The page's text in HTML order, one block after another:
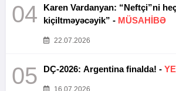
04
Karen Vardanyan: “Neftçi”ni
kiçiltməyəcəyik” - MÜSAHİBƏ
22.07.2026
05 DÇ-2026: Argentina finalda! -
16.07.2026